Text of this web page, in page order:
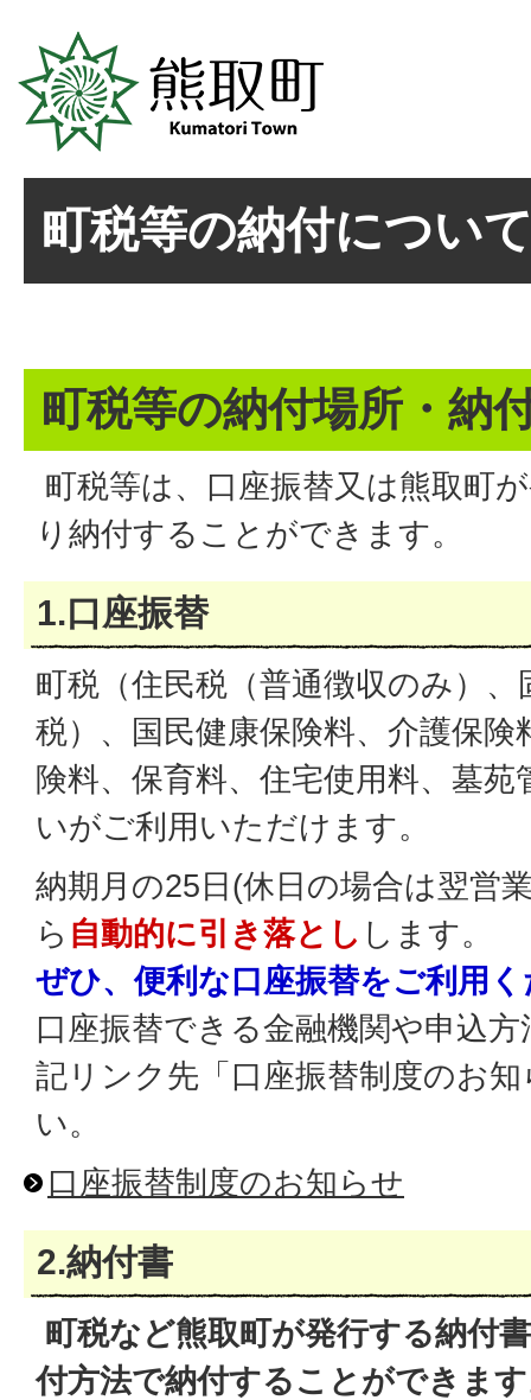
町税等の納付につい
町税等の納付場所・納
町税等は、口座振替又は熊取町
り納付することができます。
1.口座振替
町税（住民税（普通徴収のみ）
税）、国民健康保険料、介護保険
険料、保育料、住宅使用料、墓
いがご利用いただけます。
納期月の25日(休日の場合は翌営
ら 自動的に引き落とし します。
ぜひ、便利な口座振替をご利用
口座振替できる金融機関や申込
記リンク先「口座振替制度のお
い。
口座振替制度のお知らせ
2.納付書
町税など熊取町が発行する納付
付方法で納付することができま